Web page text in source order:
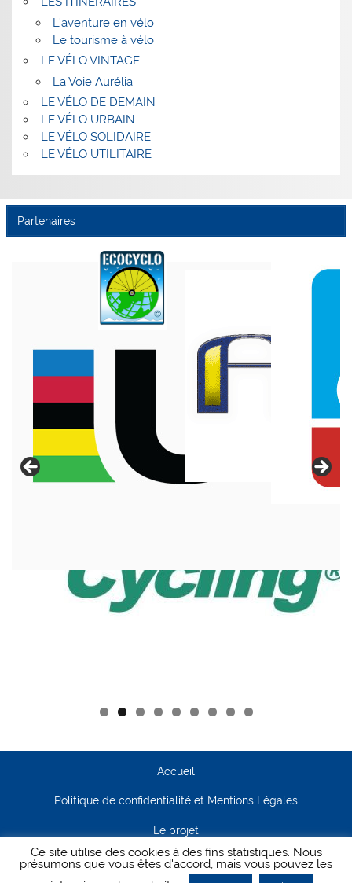
L’aventure en vélo
Le tourisme à vélo
LE VÉLO VINTAGE
La Voie Aurélia
LE VÉLO DE DEMAIN
LE VÉLO URBAIN
LE VÉLO SOLIDAIRE
LE VÉLO UTILITAIRE
Partenaires
Accueil
Politique de confidentialité et Mentions Légales
Le projet
Contact
Ce site utilise des cookies à des fins statistiques. Nous
présumons que vous êtes d'accord, mais vous pouvez les